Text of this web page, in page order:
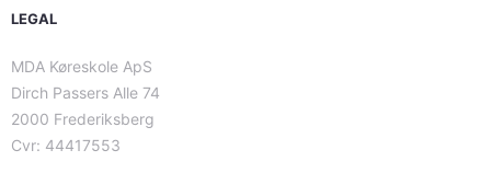
LEGAL
MDA Køreskole ApS
Dirch Passers Alle 74
2000 Frederiksberg
Cvr: 44417553